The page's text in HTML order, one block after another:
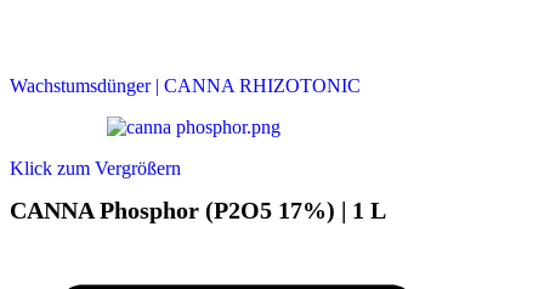
Wachstumsdünger | CANNA RHIZOTONIC
Klick zum Vergrößern
CANNA Phosphor (P2O5 17%) | 1 L